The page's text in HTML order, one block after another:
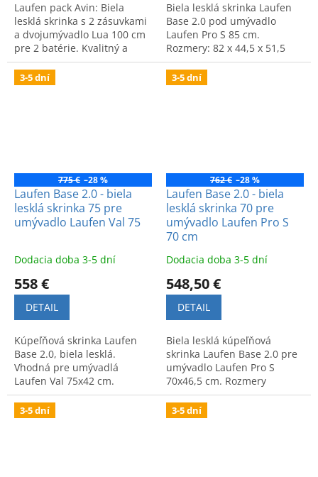
Laufen pack Avin: Biela
lesklá skrinka s 2 zásuvkami
a dvojumývadlo Lua 100 cm
pre 2 batérie. Kvalitný a
štýlový set značky Laufen do
vašej kúpeľne.
Biela lesklá skrinka Laufen
Base 2.0 pod umývadlo
Laufen Pro S 85 cm.
Rozmery: 82 x 44,5 x 51,5
cm. Praktický úložný priestor
a moderný dizajn.
3-5 dní
775 € –28 %
Laufen Base 2.0 - biela
lesklá skrinka 75 pre
umývadlo Laufen Val 75
Dodacia doba 3-5 dní
558 €
DETAIL
Kúpeľňová skrinka Laufen
Base 2.0, biela lesklá.
Vhodná pre umývadlá
Laufen Val 75x42 cm.
Rozmery skrinky: 72x40x51,5
cm.
3-5 dní
762 € –28 %
Laufen Base 2.0 - biela
lesklá skrinka 70 pre
umývadlo Laufen Pro S
70 cm
Dodacia doba 3-5 dní
548,50 €
DETAIL
Biela lesklá kúpeľňová
skrinka Laufen Base 2.0 pre
umývadlo Laufen Pro S
70x46,5 cm. Rozmery
67x44,5x51,5 mm. Moderný
štýl a vysoká kvalita
spracovania.
3-5 dní 3-5 dní